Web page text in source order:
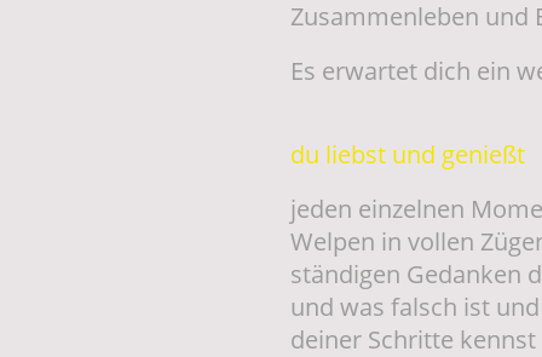
Zusammenleben und
Es erwartet dich ein
du liebst und genießt
jeden einzelnen
Welpen in vollen
ständigen Gedanken
und was falsch ist
deiner Schritte kennst